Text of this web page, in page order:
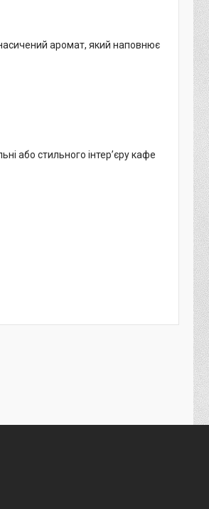
аромат, який наповнює
або стильного інтер’єру кафе